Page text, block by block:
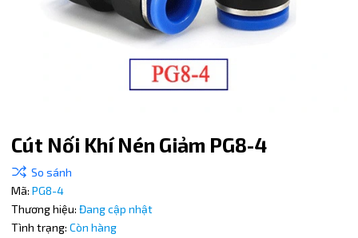
Cút Nối Khí Nén Giảm PG8-4
Mã: PG8-4
Thương hiệu: Đang cập nhật
Tình trạng: Còn hàng
Mã giảm giá:
Ngày hết hạn: